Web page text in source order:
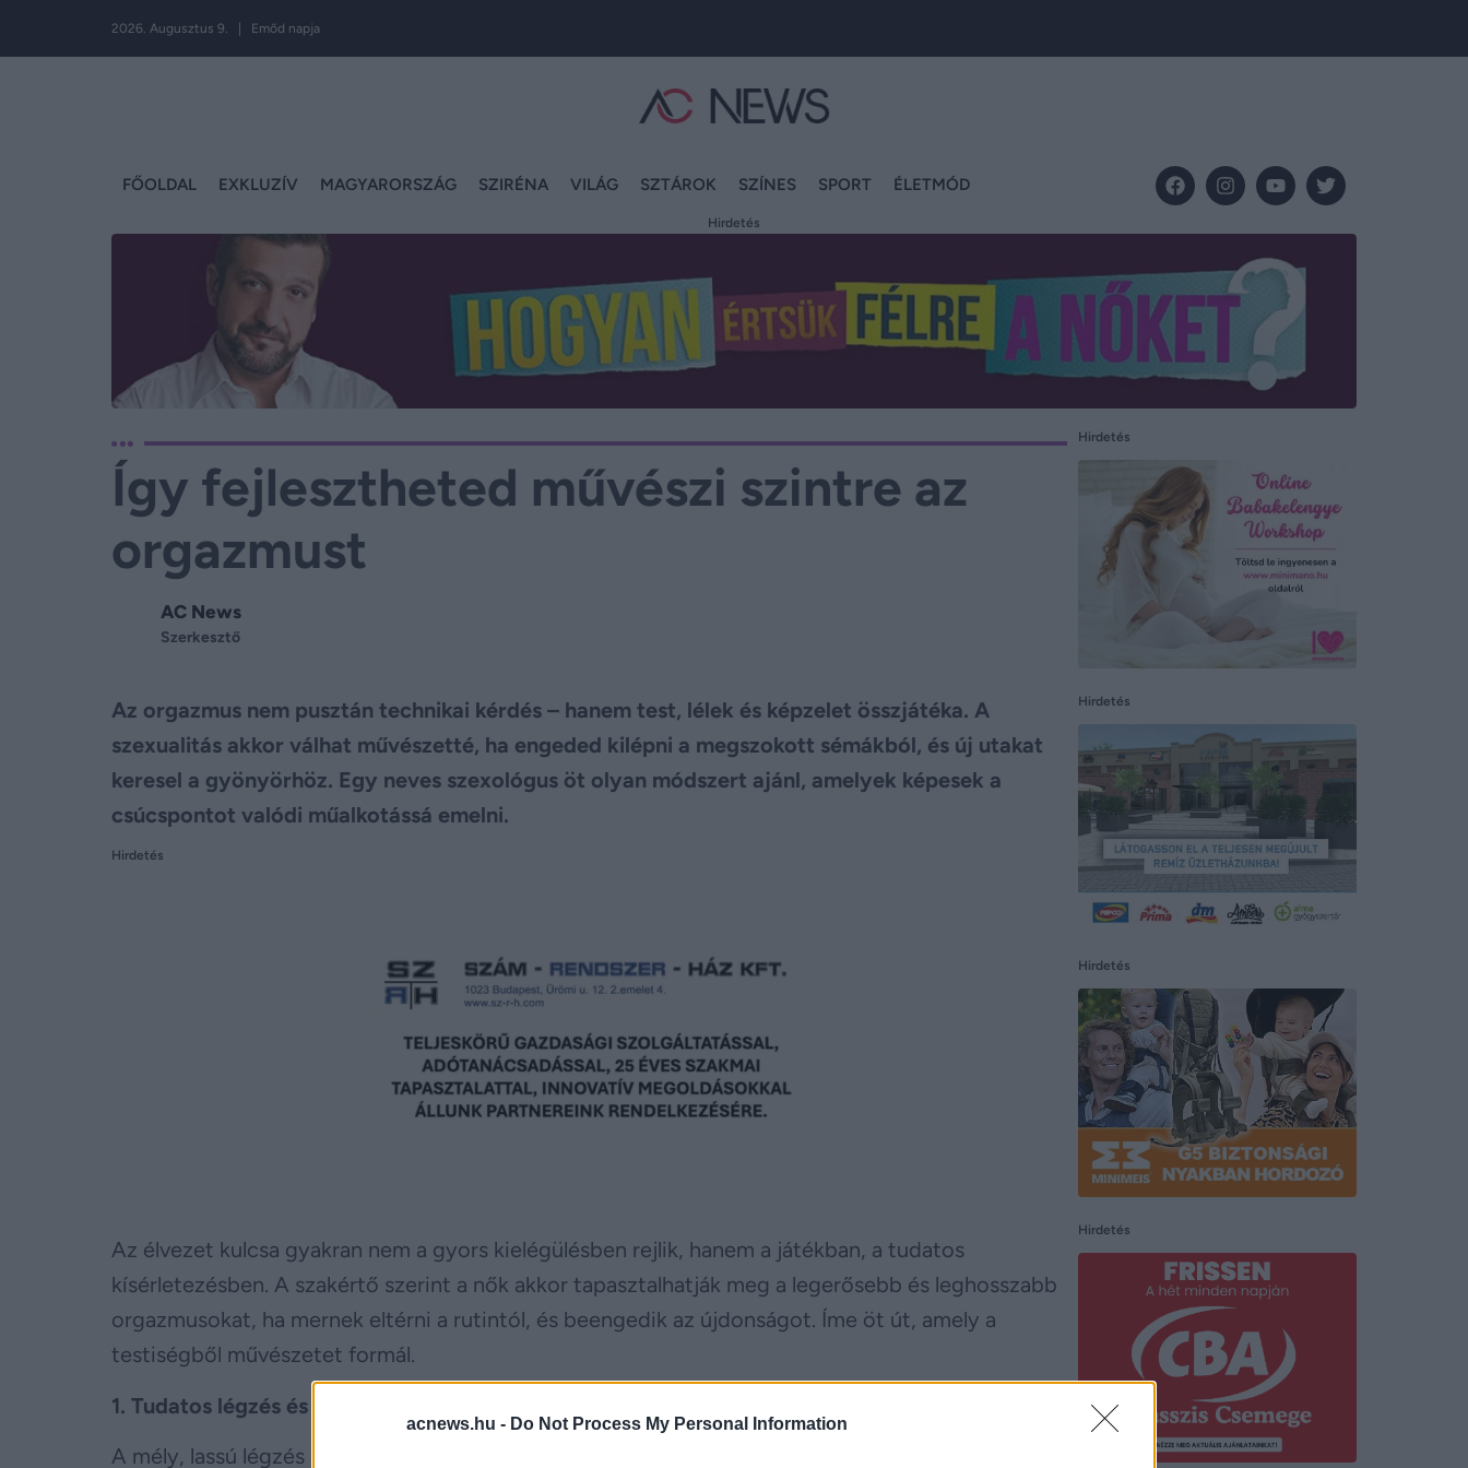
acnews.hu - Do Not Process My Personal Information
2026. Augusztus 9. | Emőd napja
FŐOLDAL EXKLUZÍV MAGYARORSZÁG SZIRÉNA VILÁG SZTÁROK SZÍNES SPORT ÉLETMÓD
Hirdetés
Így fejlesztheted művészi szintre az
orgazmust
AC News
Szerkesztő
Az orgazmus nem pusztán technikai kérdés – hanem test, lélek és képzelet összjátéka. A
szexualitás akkor válhat művészetté, ha engeded kilépni a megszokott sémákból, és új utakat
keresel a gyönyörhöz. Egy neves szexológus öt olyan módszert ajánl, amelyek képesek a
csúcspontot valódi műalkotássá emelni.
Hirdetés
Az élvezet kulcsa gyakran nem a gyors kielégülésben rejlik, hanem a játékban, a tudatos
kísérletezésben. A szakértő szerint a nők akkor tapasztalhatják meg a legerősebb és leghosszabb
orgazmusokat, ha mernek eltérni a rutintól, és beengedik az újdonságot. Íme öt út, amely a
testiségből művészetet formál.
1. Tudatos légzés és lassítás
A mély, lassú légzés nemcsak megnyugtat, hanem felépíti az izgalom ívét is. Mintha minden
Hirdetés
Hirdetés
Hirdetés
Hirdetés